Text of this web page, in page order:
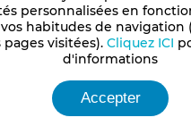
personnalisées en
vos habitudes de navigation
pages visitées). Cliquez ICI
d'informations
Accepter